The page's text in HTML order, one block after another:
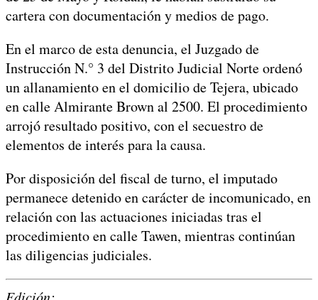
cartera con documentación y medios de pago.
En el marco de esta denuncia, el Juzgado de
Instrucción N.° 3 del Distrito Judicial Norte ordenó
un allanamiento en el domicilio de Tejera, ubicado
en calle Almirante Brown al 2500. El procedimiento
arrojó resultado positivo, con el secuestro de
elementos de interés para la causa.
Por disposición del fiscal de turno, el imputado
permanece detenido en carácter de incomunicado, en
relación con las actuaciones iniciadas tras el
procedimiento en calle Tawen, mientras continúan
las diligencias judiciales.
Edición: